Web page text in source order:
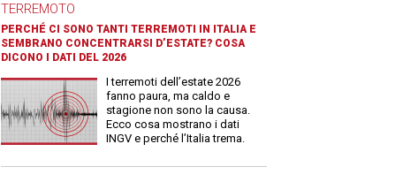
TERREMOTO
PERCHÉ CI SONO TANTI TERREMOTI IN ITALIA E
SEMBRANO CONCENTRARSI D’ESTATE? COSA
DICONO I DATI DEL 2026
I terremoti dell’estate 2026
fanno paura, ma caldo e
stagione non sono la causa.
Ecco cosa mostrano i dati
INGV e perché l’Italia trema.